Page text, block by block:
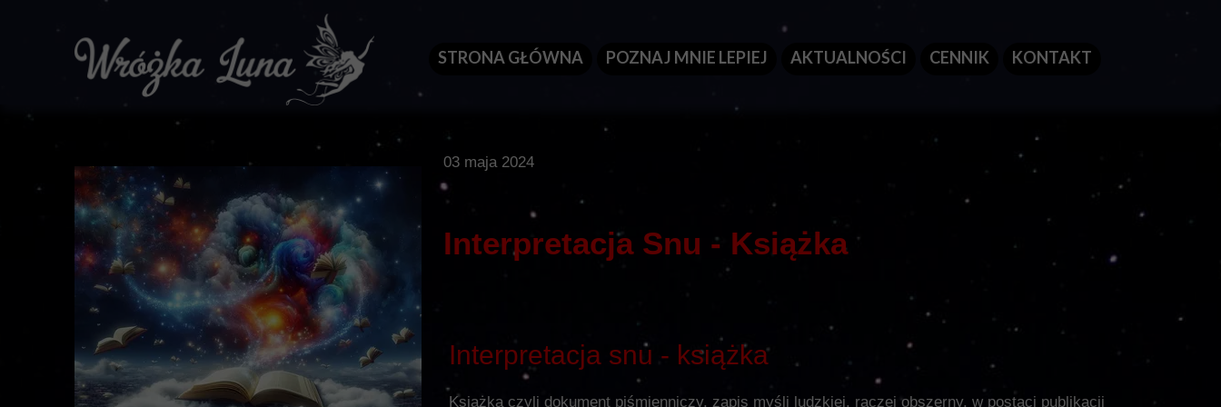
03 maja 2024
Interpretacja Snu - Książka
Interpretacja snu - książka
Książka czyli dokument piśmienniczy, zapis myśli ludzkiej, raczej obszerny, w postaci publikacji
STRONA GŁÓWNA POZNAJ MNIE LEPIEJ AKTUALNOŚCI CENNIK KONTAKT